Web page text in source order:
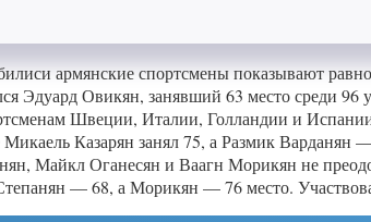
армянские спортсмены показывают
Эдуард Овикян, занявший 63 место среди
Швеции, Италии, Голландии и
Казарян занял 75, а Размик Варданян
Майкл Оганесян и Ваагн Морикян не
— 68, а Морикян — 76 место.